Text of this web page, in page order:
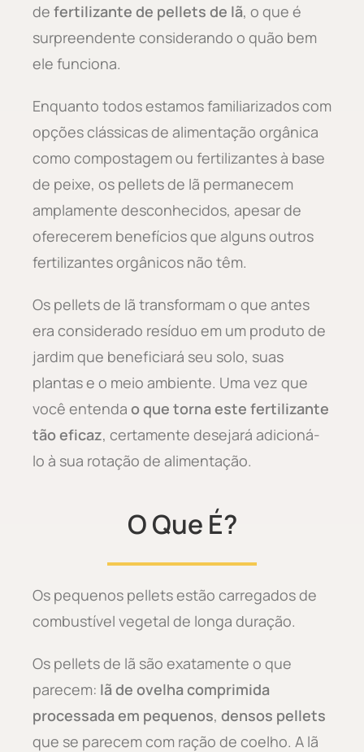
de fertilizante de pellets de lã, o que é
surpreendente considerando o quão bem
ele funciona.
Enquanto todos estamos familiarizados com
opções clássicas de alimentação orgânica
como compostagem ou fertilizantes à base
de peixe, os pellets de lã permanecem
amplamente desconhecidos, apesar de
oferecerem benefícios que alguns outros
fertilizantes orgânicos não têm.
Os pellets de lã transformam o que antes
era considerado resíduo em um produto de
jardim que beneficiará seu solo, suas
plantas e o meio ambiente. Uma vez que
você entenda o que torna este fertilizante
tão eficaz, certamente desejará adicioná-
lo à sua rotação de alimentação.
O Que É?
Os pequenos pellets estão carregados de
combustível vegetal de longa duração.
Os pellets de lã são exatamente o que
parecem: lã de ovelha comprimida
processada em pequenos, densos pellets
que se parecem com ração de coelho. A lã